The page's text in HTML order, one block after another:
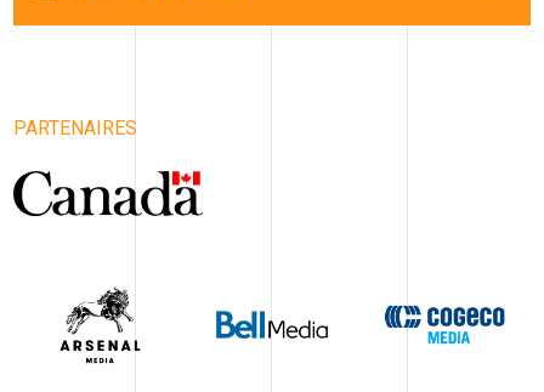
PARTENAIRES